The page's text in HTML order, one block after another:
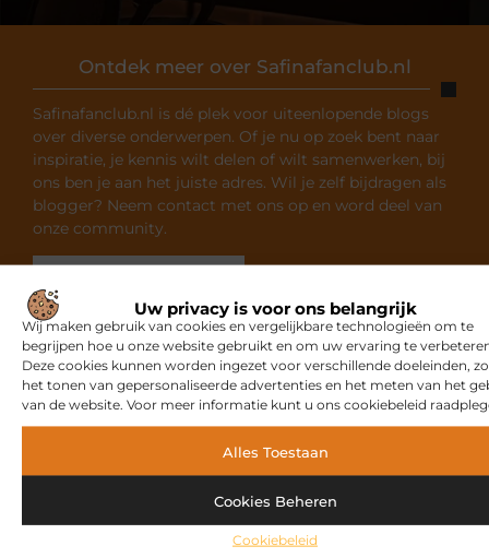
Uw privacy is voor ons belangrijk
Wij maken gebruik van cookies en vergelijkbare technologieën om te
begrijpen hoe u onze website gebruikt en om uw ervaring te
Deze cookies kunnen worden ingezet voor verschillende doeleinden,
het tonen van gepersonaliseerde advertenties en het meten van het
van de website. Voor meer informatie kunt u ons cookiebeleid
Alles Toestaan
Cookies Beheren
Cookiebeleid
Ontdek meer over Safinafanclub.nl
Safinafanclub.nl is dé plek voor uiteenlopende blogs
over diverse onderwerpen. Of je nu op zoek bent naar
inspiratie, je kennis wilt delen of wilt samenwerken, bij
ons ben je aan het juiste adres. Wil je zelf bijdragen als
blogger? Neem contact met ons op en word deel van
onze community.
Gerelateerde artikelendie u
mogelijk interesseren